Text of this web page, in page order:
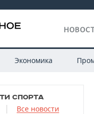
Экономика
СПОРТА
Все новости